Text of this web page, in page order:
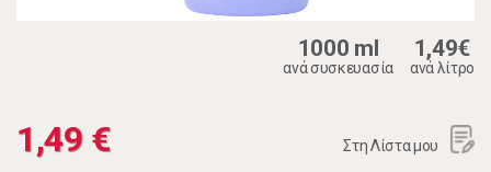
1000 ml
ανά συσκευασία
1,49€
ανά λίτρο
1,49 € Στη Λίστα μου